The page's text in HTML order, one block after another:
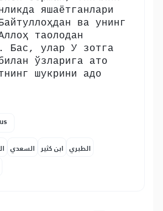
яшаётганлари
ва унинг
таолодан
Бас, улар У зотга
ўзларига ато
шукрини адо
السعدي ابن كثير الطبري